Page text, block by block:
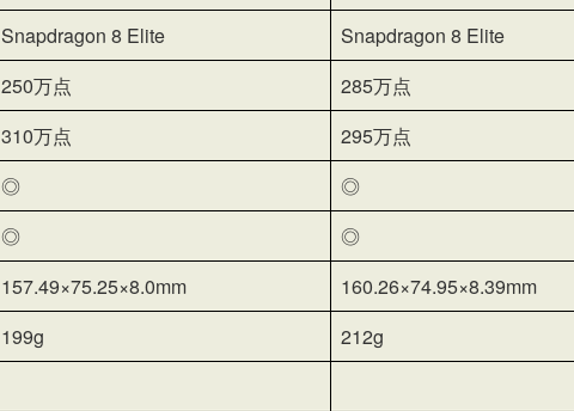
Snapdragon 8 Elite
Snapdragon 8 Elite
250万点
285万点
310万点
295万点
◎
◎
◎
◎
157.49×75.25×8.0mm
160.26×74.95×8.39mm
199g
212g